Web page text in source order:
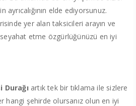
elde ediyorsunuz.
yer alan taksicileri arayın ve
etme özgürlüğünüzü en iyi
Durağı artık tek bir tıklama ile sizlere
hangi şehirde olursanız olun en iyi